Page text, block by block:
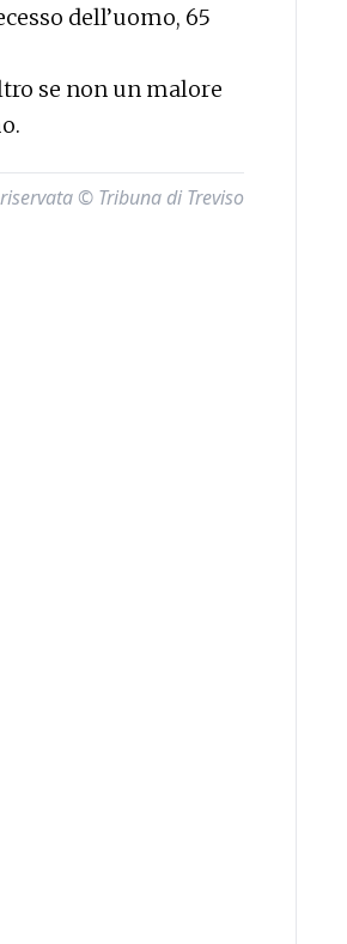
dell’uomo, 65
se non un malore
© Tribuna di Treviso